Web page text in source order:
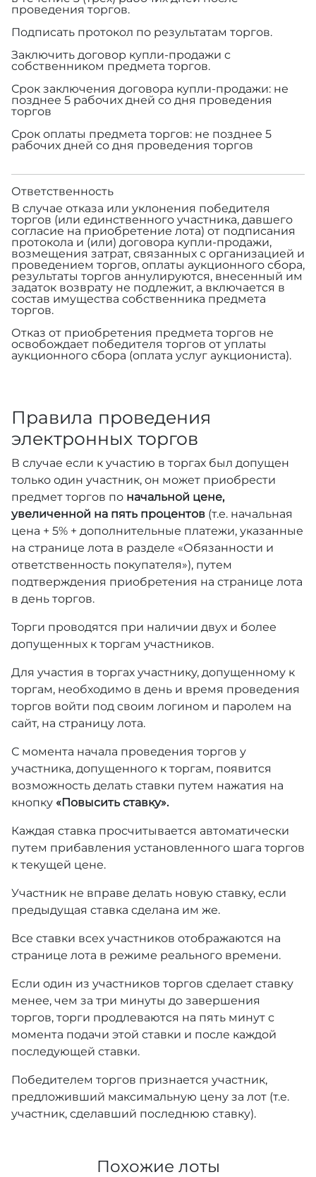
проведения торгов.
Подписать протокол по результатам торгов.
Заключить договор купли-продажи с
собственником предмета торгов.
Срок заключения договора купли-продажи: не
позднее 5 рабочих дней со дня проведения
торгов
Срок оплаты предмета торгов: не позднее 5
рабочих дней со дня проведения торгов
Ответственность
В случае отказа или уклонения победителя
торгов (или единственного участника, давшего
согласие на приобретение лота) от подписания
протокола и (или) договора купли-продажи,
возмещения затрат, связанных с организацией и
проведением торгов, оплаты аукционного сбора,
результаты торгов аннулируются, внесенный им
задаток возврату не подлежит, а включается в
состав имущества собственника предмета
торгов.
Отказ от приобретения предмета торгов не
освобождает победителя торгов от уплаты
аукционного сбора (оплата услуг аукциониста).
Правила проведения
электронных торгов
В случае если к участию в торгах был допущен
только один участник, он может приобрести
предмет торгов по начальной цене,
увеличенной на пять процентов (т.е. начальная
цена + 5% + дополнительные платежи, указанные
на странице лота в разделе «Обязанности и
ответственность покупателя»), путем
подтверждения приобретения на странице лота
в день торгов.
Торги проводятся при наличии двух и более
допущенных к торгам участников.
Для участия в торгах участнику, допущенному к
торгам, необходимо в день и время проведения
торгов войти под своим логином и паролем на
сайт, на страницу лота.
С момента начала проведения торгов у
участника, допущенного к торгам, появится
возможность делать ставки путем нажатия на
кнопку «Повысить ставку».
Каждая ставка просчитывается автоматически
путем прибавления установленного шага торгов
к текущей цене.
Участник не вправе делать новую ставку, если
предыдущая ставка сделана им же.
Все ставки всех участников отображаются на
странице лота в режиме реального времени.
Если один из участников торгов сделает ставку
менее, чем за три минуты до завершения
торгов, торги продлеваются на пять минут с
момента подачи этой ставки и после каждой
последующей ставки.
Победителем торгов признается участник,
предложивший максимальную цену за лот (т.е.
участник, сделавший последнюю ставку).
Похожие лоты